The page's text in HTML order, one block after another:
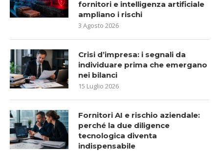
fornitori e intelligenza artificiale
ampliano i rischi
3 Agosto 2026
Crisi d’impresa: i segnali da
individuare prima che emergano
nei bilanci
15 Luglio 2026
Fornitori AI e rischio aziendale:
perché la due diligence
tecnologica diventa
indispensabile